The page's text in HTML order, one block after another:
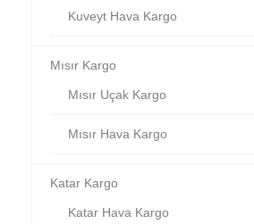
Kuveyt Hava Kargo
Mısır Kargo
Mısır Uçak Kargo
Mısır Hava Kargo
Katar Kargo
Katar Hava Kargo